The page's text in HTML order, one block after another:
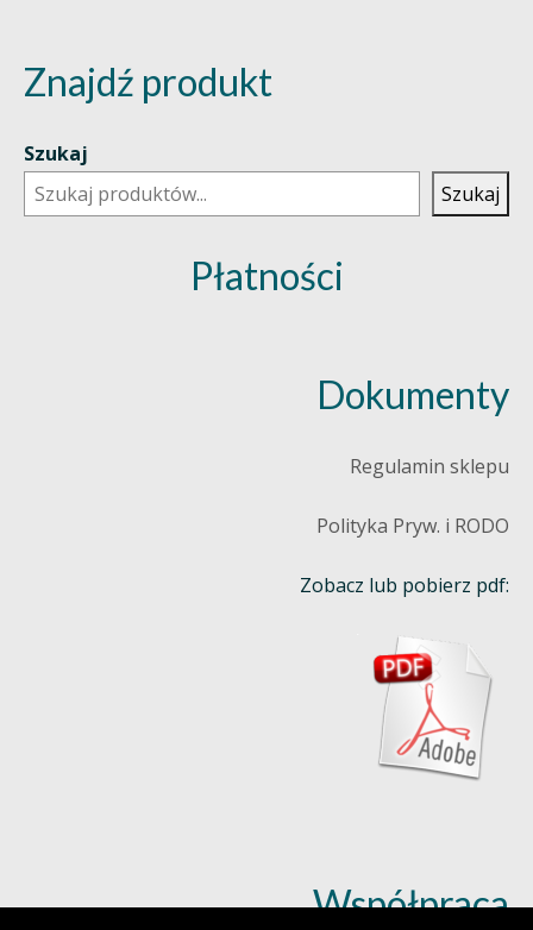
Znajdź produkt
Szukaj
Szukaj
Płatności
Dokumenty
Regulamin sklepu
Polityka Pryw. i RODO
Zobacz lub pobierz pdf:
Współpraca